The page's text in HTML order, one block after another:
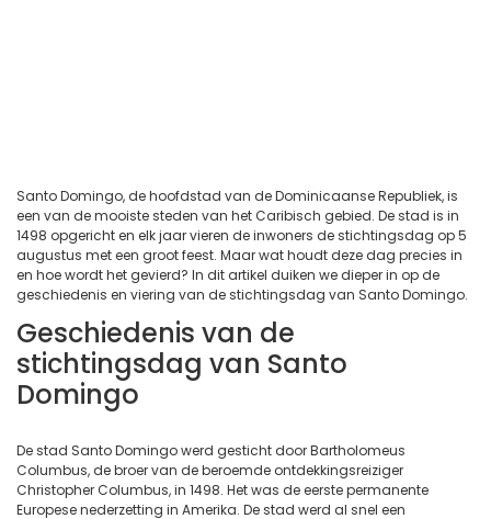
Santo Domingo, de hoofdstad van de Dominicaanse Republiek, is
een van de mooiste steden van het Caribisch gebied. De stad is in
1498 opgericht en elk jaar vieren de inwoners de stichtingsdag op 5
augustus met een groot feest. Maar wat houdt deze dag precies in
en hoe wordt het gevierd? In dit artikel duiken we dieper in op de
geschiedenis en viering van de stichtingsdag van Santo Domingo.
Geschiedenis van de
stichtingsdag van Santo
Domingo
De stad Santo Domingo werd gesticht door Bartholomeus
Columbus, de broer van de beroemde ontdekkingsreiziger
Christopher Columbus, in 1498. Het was de eerste permanente
Europese nederzetting in Amerika. De stad werd al snel een